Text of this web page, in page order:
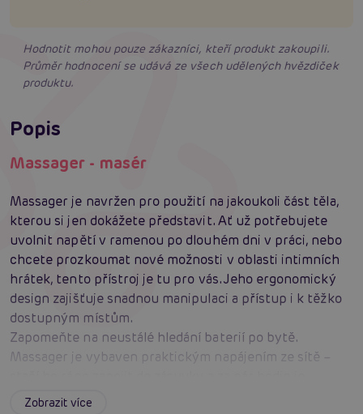
Hodnotit mohou pouze zákazníci, kteří produkt zakoupili.
Průměr hodnocení se udává ze všech udělených hvězdiček
produktu.
Popis
Massager - masér
Massager je navržen pro použití na jakoukoli část těla,
kterou si jen dokážete představit. Ať už potřebujete
uvolnit napětí v ramenou po dlouhém dni v práci, nebo
chcete prozkoumat nové možnosti v oblasti intimních
hrátek, tento přístroj je tu pro vás. Jeho ergonomický
design zajišťuje snadnou manipulaci a přístup i k těžko
dostupným místům.
Zapomeňte na neustálé hledání baterií po bytě.
Massager je vybaven praktickým napájením ze sítě –
připraven k použití. Už žádné přerušování relaxace kvůli
Zobrazit více